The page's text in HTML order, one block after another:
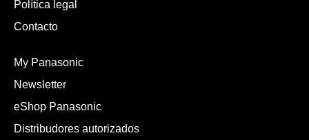
Política legal
Contacto
My Panasonic
Newsletter
eShop Panasonic
Distribudores autorizados